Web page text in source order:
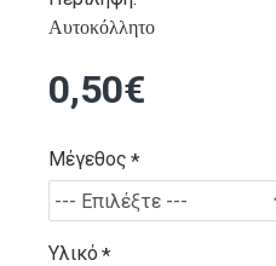
Αυτοκόλλητο
0,50€
Μέγεθος
Υλικό